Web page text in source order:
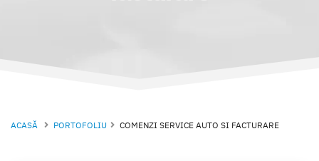
ACASĂ PORTOFOLIU COMENZI SERVICE AUTO SI FACTURARE